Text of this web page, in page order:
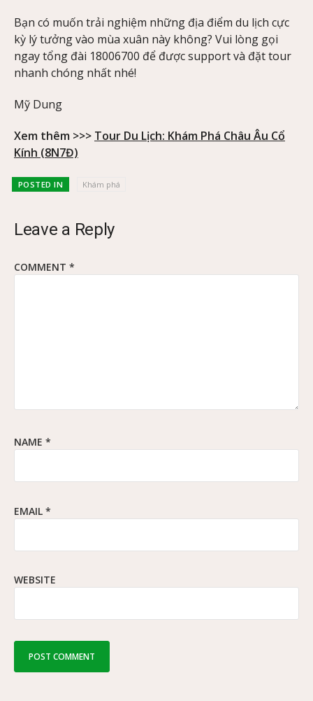
Bạn có muốn trải nghiệm những địa điểm du lịch cực
kỳ lý tưởng vào mùa xuân này không? Vui lòng gọi
ngay tổng đài 18006700 để được support và đặt tour
nhanh chóng nhất nhé!
Mỹ Dung
Xem thêm >>> Tour Du Lịch: Khám Phá Châu Âu Cổ
Kính (8N7Đ)
POSTED IN Khám phá
Leave a Reply
COMMENT *
NAME *
EMAIL *
WEBSITE